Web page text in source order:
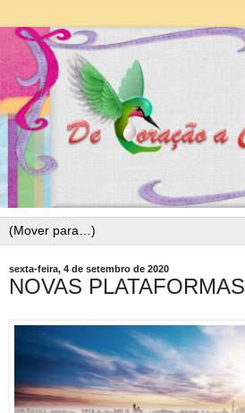
sexta-feira, 4 de setembro de 2020
NOVAS PLATAFORMAS